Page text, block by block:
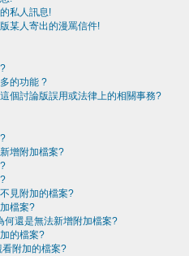
私人訊息!
某人寄出的漫罵信件!
的功能 ?
個討論版誤用或法律上的相關事務?
增附加檔案?
見附加的檔案?
檔案?
何還是無法新增附加檔案?
的檔案?
附加的檔案?